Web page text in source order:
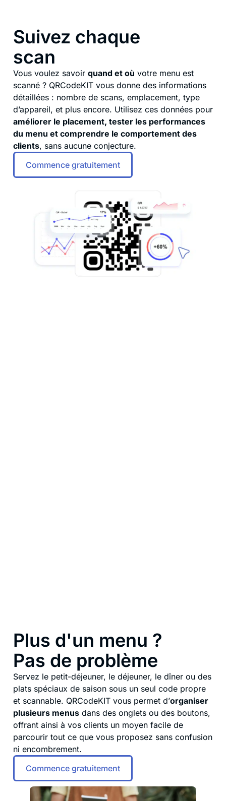
Suivez chaque
scan
Vous voulez savoir quand et où votre menu est
scanné ? QRCodeKIT vous donne des informations
détaillées : nombre de scans, emplacement, type
d’appareil, et plus encore. Utilisez ces données pour
améliorer le placement, tester les performances
du menu et comprendre le comportement des
clients, sans aucune conjecture.
Commence gratuitement
Plus d'un menu ?
Pas de problème
Servez le petit-déjeuner, le déjeuner, le dîner ou des
plats spéciaux de saison sous un seul code propre
et scannable. QRCodeKIT vous permet d’organiser
plusieurs menus dans des onglets ou des boutons,
offrant ainsi à vos clients un moyen facile de
parcourir tout ce que vous proposez sans confusion
ni encombrement.
Commence gratuitement